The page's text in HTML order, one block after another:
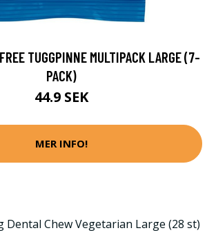
TUGGPINNE MULTIPACK LARGE (7-
PACK)
44.9 SEK
MER INFO!